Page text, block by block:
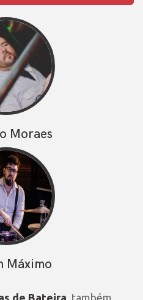
Moraes
Máximo
de Bateira, também